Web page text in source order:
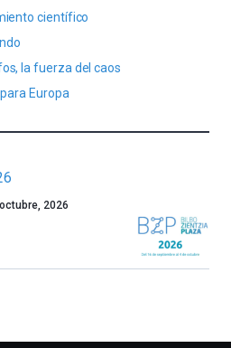
científico
la fuerza del caos
Europa
2026